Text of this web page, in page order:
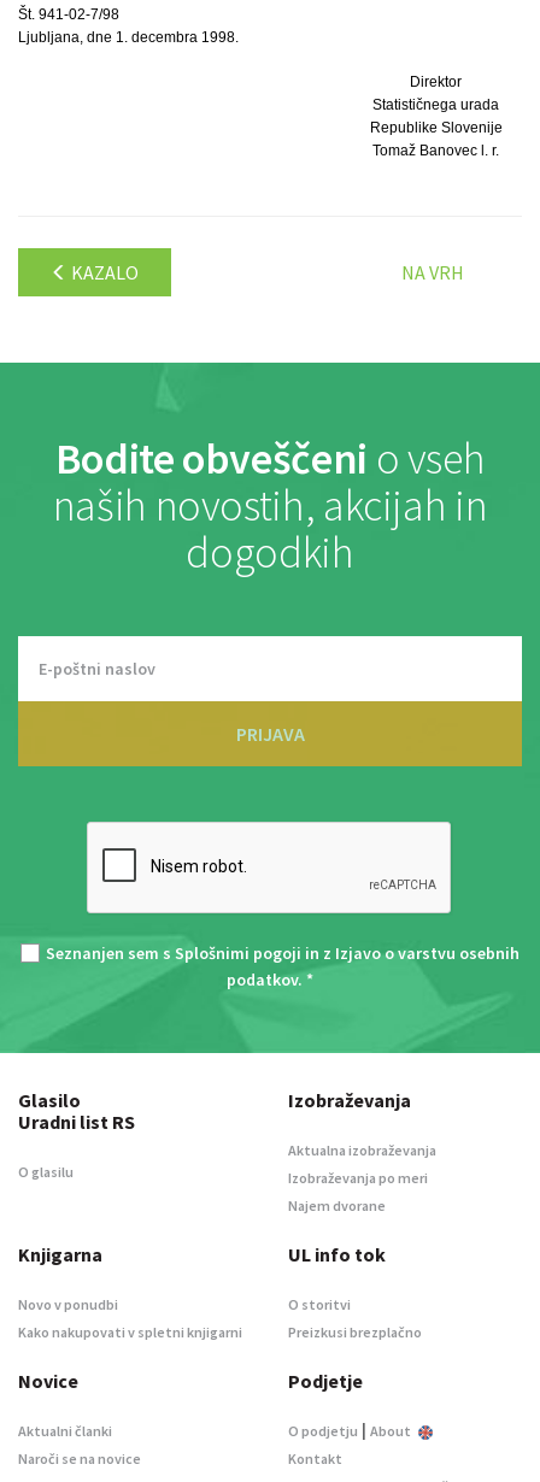
Št. 941-02-7/98
Ljubljana, dne 1. decembra 1998.
Direktor
Statističnega urada
Republike Slovenije
Tomaž Banovec l. r.
KAZALO NA VRH
Bodite obveščeni o vseh
naših novostih, akcijah in
dogodkih
PRIJAVA
Seznanjen sem s Splošnimi pogoji in z Izjavo o varstvu osebnih
podatkov. *
Glasilo
Uradni list RS
O glasilu
Izobraževanja
Aktualna izobraževanja
Izobraževanja po meri
Najem dvorane
Knjigarna
Novo v ponudbi
Kako nakupovati v spletni knjigarni
UL info tok
O storitvi
Preizkusi brezplačno
Novice
Aktualni članki
Naroči se na novice
Podjetje
O podjetju | About
Kontakt